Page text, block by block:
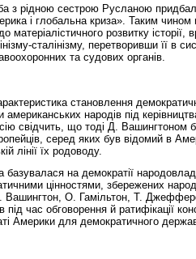
рідною сестрою Русланою придбали
і глобальна криза». Таким
матеріалістичного розвитку
сталінізму, перетворивши її в
та судових органів.
становлення
американських народів під
свідчить, що тоді Д. Вашингтоном
серед яких був відомий в
лінії їх родоводу.
базувалася на демократії
цінностями, збережених
Вашингтон, О. Гамільтон, Т.
під час обговорення й ратифікації
Америки для демократичного